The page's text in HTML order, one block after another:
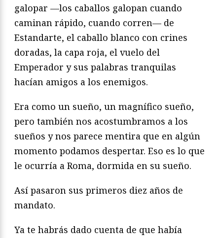
galopar —los caballos galopan cuando
caminan rápido, cuando corren— de
Estandarte, el caballo blanco con crines
doradas, la capa roja, el vuelo del
Emperador y sus palabras tranquilas
hacían amigos a los enemigos.
Era como un sueño, un magnífico sueño,
pero también nos acostumbramos a los
sueños y nos parece mentira que en algún
momento podamos despertar. Eso es lo que
le ocurría a Roma, dormida en su sueño.
Así pasaron sus primeros diez años de
mandato.
Ya te habrás dado cuenta de que había